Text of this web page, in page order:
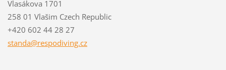
Vlasákova 1701
258 01 Vlašim Czech Republic
+420 602 44 28 27
standa@respodiving.cz